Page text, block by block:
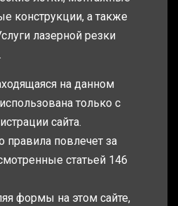
конструкции, а также
лазерной резки
на данном
только с
сайта.
правила повлечет за
статьей 146
формы на этом сайте,